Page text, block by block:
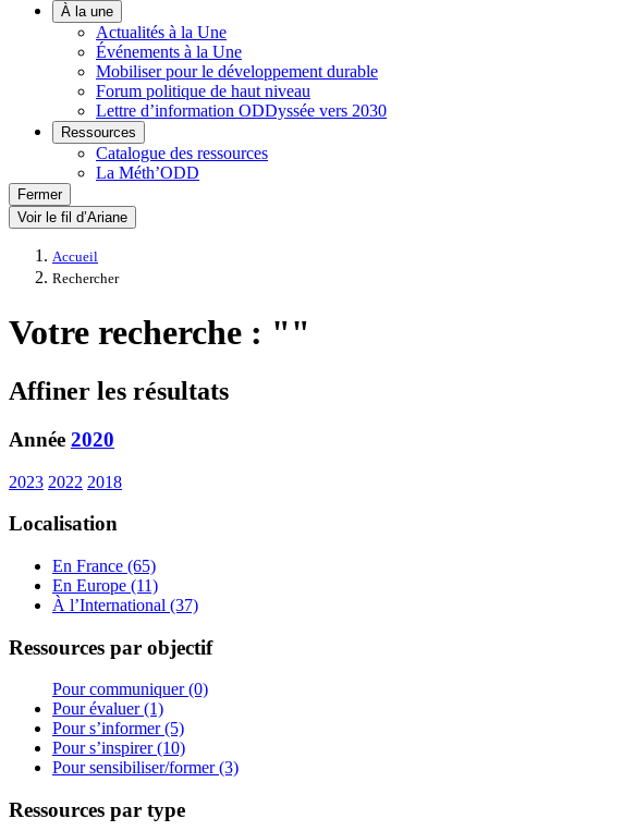
À la une
Actualités à la Une
Événements à la Une
Mobiliser pour le développement durable
Forum politique de haut niveau
Lettre d’information ODDyssée vers 2030
Ressources
Catalogue des ressources
La Méth’ODD
Fermer
Voir le fil d’Ariane
Accueil
Rechercher
Votre recherche : ""
Affiner les résultats
Année 2020
2023 2022 2018
Localisation
En France (65)
En Europe (11)
À l’International (37)
Ressources par objectif
Pour communiquer (0)
Pour évaluer (1)
Pour s’informer (5)
Pour s’inspirer (10)
Pour sensibiliser/former (3)
Ressources par type